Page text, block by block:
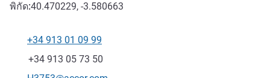
พิกัด:40.470229, -3.580663
โทรศัพท์
+34 913 01 09 99
แฟกซ์
+34 913 05 73 50